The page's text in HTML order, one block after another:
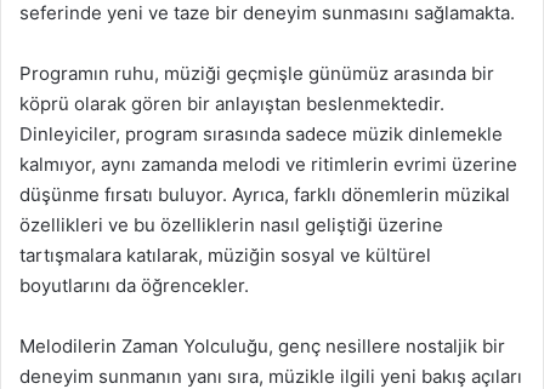
seferinde yeni ve taze bir deneyim sunmasını sağlamakta.
Programın ruhu, müziği geçmişle günümüz arasında bir
köprü olarak gören bir anlayıştan beslenmektedir.
Dinleyiciler, program sırasında sadece müzik dinlemekle
kalmıyor, aynı zamanda melodi ve ritimlerin evrimi üzerine
düşünme fırsatı buluyor. Ayrıca, farklı dönemlerin müzikal
özellikleri ve bu özelliklerin nasıl geliştiği üzerine
tartışmalara katılarak, müziğin sosyal ve kültürel
boyutlarını da öğrencekler.
Melodilerin Zaman Yolculuğu, genç nesillere nostaljik bir
deneyim sunmanın yanı sıra, müzikle ilgili yeni bakış açıları